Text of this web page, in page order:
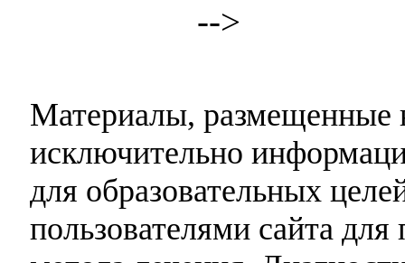
-->
Материалы, размещенные
исключительно
для образовательных
пользователями сайта